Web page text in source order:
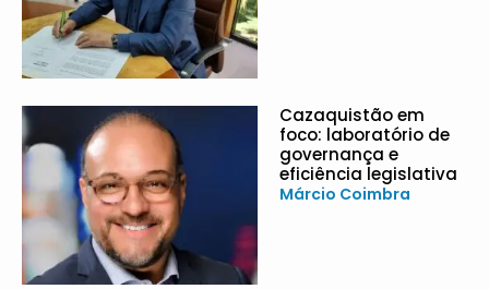
Cazaquistão em
foco: laboratório de
governança e
eficiência legislativa
Márcio Coimbra